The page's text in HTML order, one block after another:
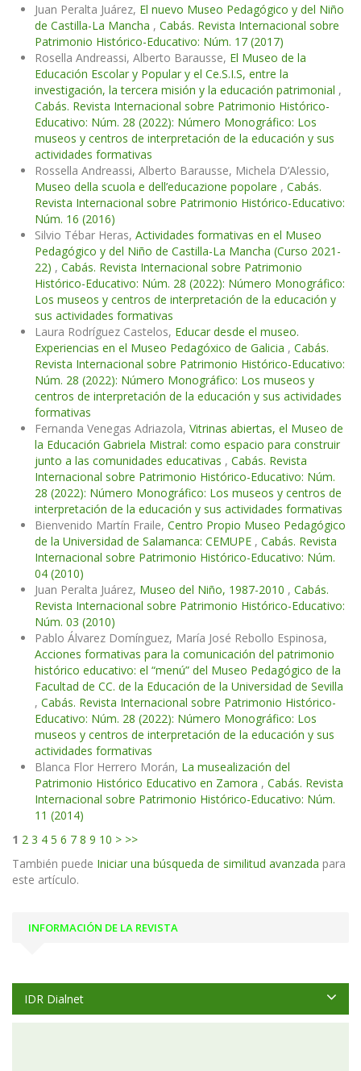
Juan Peralta Juárez, El nuevo Museo Pedagógico y del Niño
de Castilla-La Mancha , Cabás. Revista Internacional sobre
Patrimonio Histórico-Educativo: Núm. 17 (2017)
Rosella Andreassi, Alberto Barausse, El Museo de la
Educación Escolar y Popular y el Ce.S.I.S, entre la
investigación, la tercera misión y la educación patrimonial ,
Cabás. Revista Internacional sobre Patrimonio Histórico-
Educativo: Núm. 28 (2022): Número Monográfico: Los
museos y centros de interpretación de la educación y sus
actividades formativas
Rossella Andreassi, Alberto Barausse, Michela D’Alessio,
Museo della scuola e dell’educazione popolare , Cabás.
Revista Internacional sobre Patrimonio Histórico-Educativo:
Núm. 16 (2016)
Silvio Tébar Heras, Actividades formativas en el Museo
Pedagógico y del Niño de Castilla-La Mancha (Curso 2021-
22) , Cabás. Revista Internacional sobre Patrimonio
Histórico-Educativo: Núm. 28 (2022): Número Monográfico:
Los museos y centros de interpretación de la educación y
sus actividades formativas
Laura Rodríguez Castelos, Educar desde el museo.
Experiencias en el Museo Pedagóxico de Galicia , Cabás.
Revista Internacional sobre Patrimonio Histórico-Educativo:
Núm. 28 (2022): Número Monográfico: Los museos y
centros de interpretación de la educación y sus actividades
formativas
Fernanda Venegas Adriazola, Vitrinas abiertas, el Museo de
la Educación Gabriela Mistral: como espacio para construir
junto a las comunidades educativas , Cabás. Revista
Internacional sobre Patrimonio Histórico-Educativo: Núm.
28 (2022): Número Monográfico: Los museos y centros de
interpretación de la educación y sus actividades formativas
Bienvenido Martín Fraile, Centro Propio Museo Pedagógico
de la Universidad de Salamanca: CEMUPE , Cabás. Revista
Internacional sobre Patrimonio Histórico-Educativo: Núm.
04 (2010)
Juan Peralta Juárez, Museo del Niño, 1987-2010 , Cabás.
Revista Internacional sobre Patrimonio Histórico-Educativo:
Núm. 03 (2010)
Pablo Álvarez Domínguez, María José Rebollo Espinosa,
Acciones formativas para la comunicación del patrimonio
histórico educativo: el “menú” del Museo Pedagógico de la
Facultad de CC. de la Educación de la Universidad de Sevilla
, Cabás. Revista Internacional sobre Patrimonio Histórico-
Educativo: Núm. 28 (2022): Número Monográfico: Los
museos y centros de interpretación de la educación y sus
actividades formativas
Blanca Flor Herrero Morán, La musealización del
Patrimonio Histórico Educativo en Zamora , Cabás. Revista
Internacional sobre Patrimonio Histórico-Educativo: Núm.
11 (2014)
1 2 3 4 5 6 7 8 9 10 > >>
También puede Iniciar una búsqueda de similitud avanzada para
este artículo.
INFORMACIÓN DE LA REVISTA
IDR Dialnet